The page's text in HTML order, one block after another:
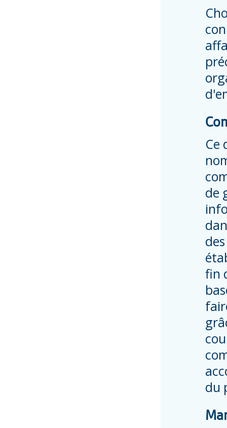
Ce
de
fin
du